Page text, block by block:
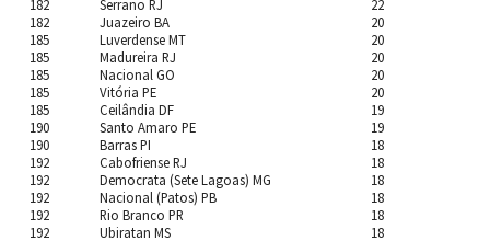
182
182
185
185
185
185
185
190
190
192
192
192
192
192
Serrano RJ
Juazeiro BA
Luverdense MT
Madureira RJ
Nacional GO
Vitória PE
Ceilândia DF
Santo Amaro PE
Barras PI
Cabofriense RJ
Democrata (Sete Lagoas) MG
Nacional (Patos) PB
Rio Branco PR
Ubiratan MS
22
20
20
20
20
20
19
19
18
18
18
18
18
18